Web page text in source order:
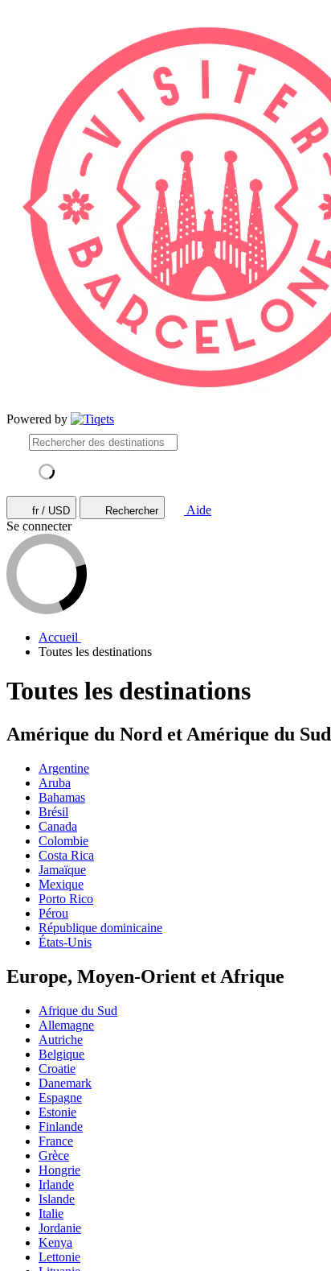
Powered by
fr / USD Rechercher
Aide
Se connecter
Accueil
Toutes les destinations
Toutes les destinations
Amérique du Nord et Amérique du Sud
Argentine
Aruba
Bahamas
Brésil
Canada
Colombie
Costa Rica
Jamaïque
Mexique
Porto Rico
Pérou
République dominicaine
États-Unis
Europe, Moyen-Orient et Afrique
Afrique du Sud
Allemagne
Autriche
Belgique
Croatie
Danemark
Espagne
Estonie
Finlande
France
Grèce
Hongrie
Irlande
Islande
Italie
Jordanie
Kenya
Lettonie